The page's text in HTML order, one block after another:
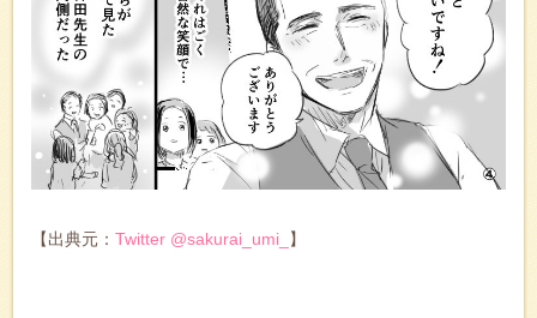
【出典元： Twitter @sakurai_umi_ 】